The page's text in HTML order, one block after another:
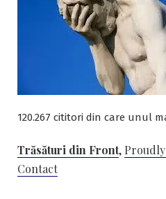
120.267 cititori din care unul
Trăsături din Front,
Contact